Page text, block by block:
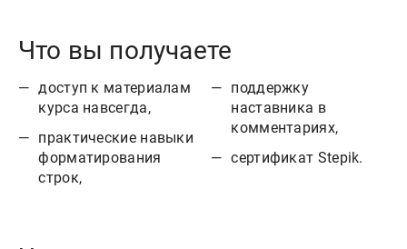
Что вы получаете
доступ к материалам
курса навсегда,
практические навыки
форматирования
строк,
поддержку
наставника в
комментариях,
сертификат Stepik.